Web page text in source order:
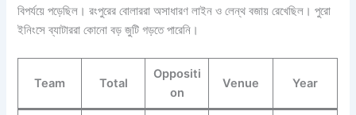
বিপর্যয়ে পড়েছিল। রংপুরের বোলাররা অসাধারণ লাইন ও লেন্থ বজায় রেখেছিল। পুরো
ইনিংসে ব্যাটাররা কোনো বড় জুটি গড়তে পারেনি।
Team Total
Oppositi
on
Venue Year